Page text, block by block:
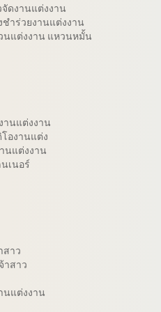
จัดงานแต่งงาน
ชำร่วยงานแต่งงาน
นแต่งงาน แหวนหมั้น
านแต่งงาน
องานแต่ง
นแต่งงาน
เนอร์
สาว
าสาว
นแต่งงาน